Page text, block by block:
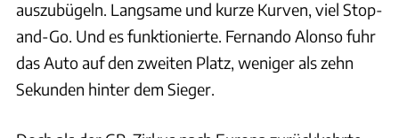
auszubügeln. Langsame und kurze Kurven, viel Stop-
and-Go. Und es funktionierte. Fernando Alonso fuhr
das Auto auf den zweiten Platz, weniger als zehn
Sekunden hinter dem Sieger.